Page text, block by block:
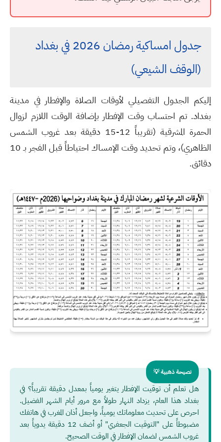
جدول امساكية رمضان 2026 في بغداد
(الوقف الشيعي)
إليكم الجدول التفصيلي لأوقات الصلاة والإفطار في مدينة
بغداد. تم احتساب وقت الإفطار بإضافة الوقت اللازم لزوال
الحمرة المشرقية (تقريباً 12-15 دقيقة بعد غروب الشمس
الظاهري)، وتم تحديد وقت الإمساك احتياطاً قبل الفجر بـ 10
دقائق.
نصيحة ذهبية 💡
هل تعلم أن توقيت الإفطار يتغير يومياً بمعدل دقيقة تقريباً؟ في
بغداد هذا العام، يزداد النهار طولاً مع مرور أيام الشهر الفضيل.
احرص على تحديث معلوماتك يومياً، واجعل أذان المغرب في هاتفك
مضبوطاً على "التوقيت الجعفري" أو أضف 12 دقيقة يدوياً بعد
غروب الشمس لضمان الإفطار في الوقت الصحيح.